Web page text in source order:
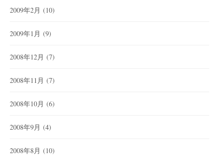
2009年2月 (10)
2009年1月 (9)
2008年12月 (7)
2008年11月 (7)
2008年10月 (6)
2008年9月 (4)
2008年8月 (10)